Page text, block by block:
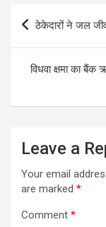
Post
ठेकेदारों ने जल
विधवा क्षमा का
Leave a
Your email
are marked *
Comment *